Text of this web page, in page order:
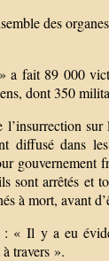
des
fait 89 000
dont 350
sur
diffusé dans
gouvernement
arrêtés et
à mort, avant
Il y a eu
travers ».